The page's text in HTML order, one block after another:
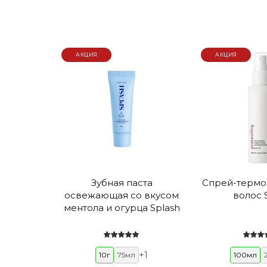
АКЦИЯ
Зубная паста
освежающая со вкусом
ментола и огурца Splash
10г 75мл +1
АКЦИЯ
Спрей-
волос
100мл